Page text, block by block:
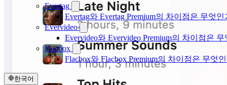
Evertag
Evertag와 Evertag Premium의 차이점은 무엇인
Evervideo
Evervideo와 Evervideo Premium의 차이점은
Flacbox
Flacbox와 Flacbox Premium의 차이점은 무엇
한국어